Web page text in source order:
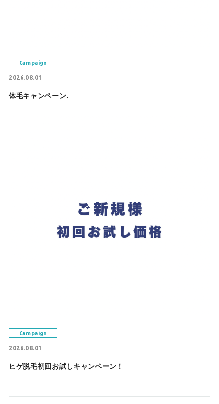
Campaign
2026.08.01
体毛キャンペーン♩
Campaign
2026.08.01
ヒゲ脱毛初回お試しキャンペーン！